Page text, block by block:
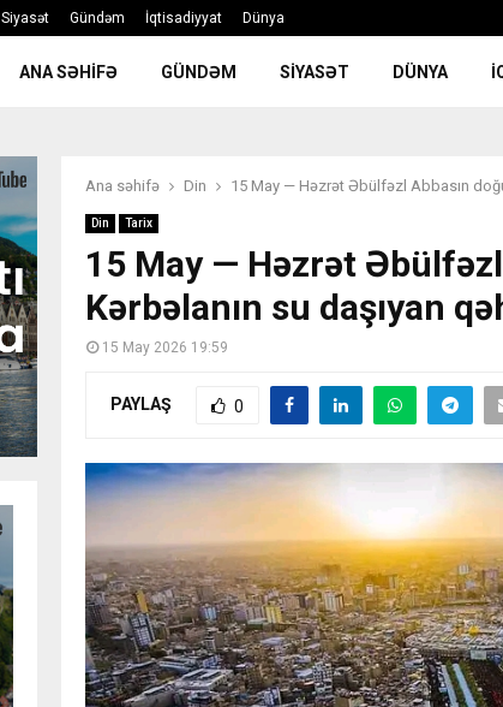
Siyasət Gündəm İqtisadiyyat Dünya
ANA SƏHIFƏ GÜNDƏM SIYASƏT DÜNYA
Ana səhifə Din 15 May — Həzrət Əbülfəzl Abbasın
Din Tarix
15 May — Həzrət
Kərbəlanın su daşıyan
15 May 2026 19:59
PAYLAŞ 0